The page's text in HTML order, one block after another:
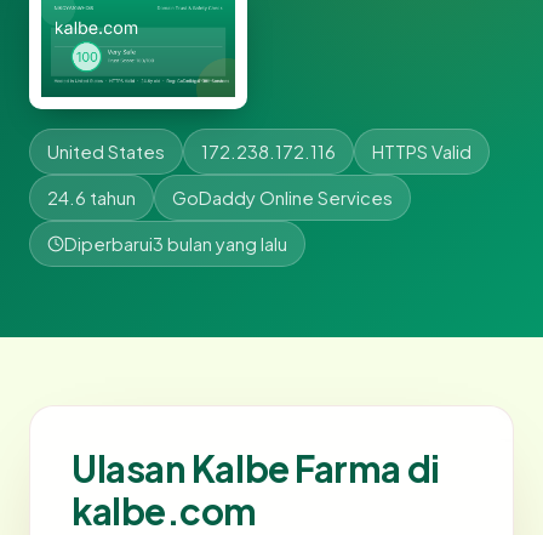
United States 172.238.172.116 HTTPS Valid
24.6 tahun GoDaddy Online Services
Diperbarui3 bulan yang lalu
Ulasan Kalbe Farma di
kalbe.com